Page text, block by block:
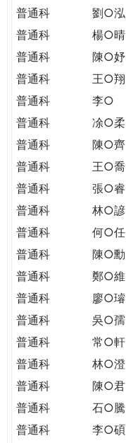
普通科
劉○泓
普通科
楊○晴
普通科
陳○妤
普通科
王○翔
普通科
李○
普通科
凃○柔
普通科
陳○齊
普通科
王○喬
普通科
張○睿
普通科
林○諺
普通科
何○任
普通科
陳○勳
普通科
鄭○維
普通科
廖○璿
普通科
吳○孺
普通科
常○軒
普通科
林○澄
普通科
陳○君
普通科
石○騰
普通科
李○碩